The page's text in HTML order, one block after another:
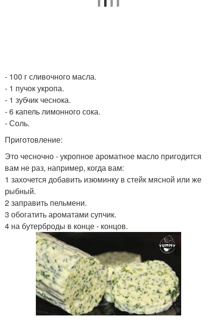
- 100 г сливочного масла.
- 1 пучок укропа.
- 1 зубчик чеснока.
- 6 капель лимонного сока.
- Соль.
Приготовление:
Это чесночно - укропное ароматное масло пригодится
вам не раз, например, когда вам:
1 захочется добавить изюминку в стейк мясной или же
рыбный.
2 заправить пельмени.
3 обогатить ароматами супчик.
4 на бутерброды в конце - концов.